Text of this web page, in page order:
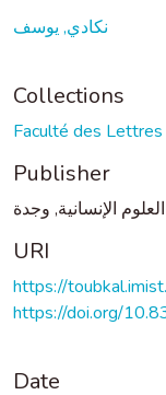
نكادي, يوسف
Collections
Faculté des
Publisher
الإنسانية, وجدة
URI
https://
https://doi.org/
Date